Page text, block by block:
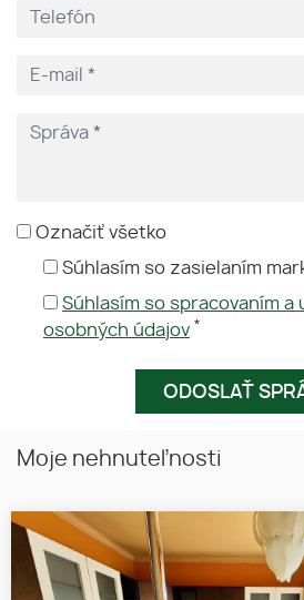
Označiť všetko
Súhlasím so zasielaním
Súhlasím so spracovaním a
osobných údajov *
Moje nehnuteľnosti